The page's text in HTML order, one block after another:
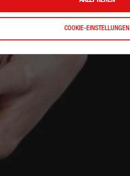
COOKIE-EINSTELLUNGEN